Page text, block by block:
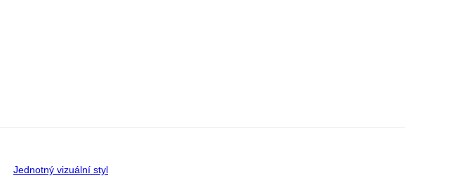
Jednotný vizuální styl